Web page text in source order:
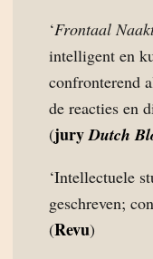
‘Frontaal
intelligent en
confronterend
de reacties en
(juryDutch
‘Intellectuele
geschreven;
(Revu)